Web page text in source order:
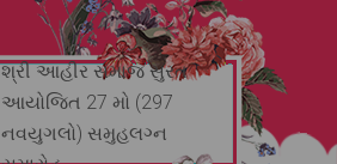
શ્રી આહીર સમાજ સુરત
આયોજિત 27 મો (297
નવયુગલો) સમુહલગ્ન